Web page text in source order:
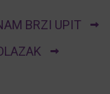
BRZI UPIT